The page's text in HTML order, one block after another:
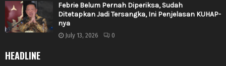
Febrie Belum Pernah Diperiksa, Sudah
Ditetapkan Jadi Tersangka, Ini Penjelasan KUHAP-
nya
July 13, 2026 0
HEADLINE